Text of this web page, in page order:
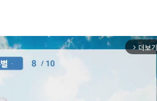
arrow_forward_ios 더보기